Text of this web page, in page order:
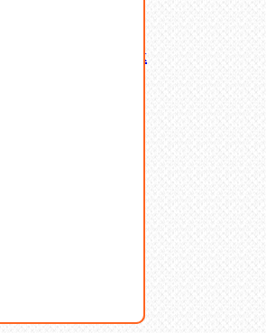
бронзовый крепеж